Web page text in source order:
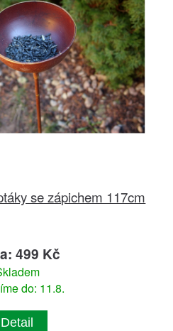
se zápichem 117cm
499 Kč
do: 11.8.
Detail